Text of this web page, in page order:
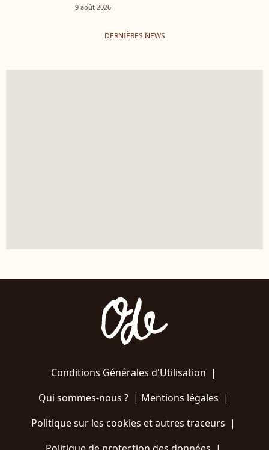
9 août 2026
DERNIÈRES NEWS
Conditions Générales d'Utilisation |
Qui sommes-nous ?| Mentions légales |
Politique sur les cookies et autres traceurs |